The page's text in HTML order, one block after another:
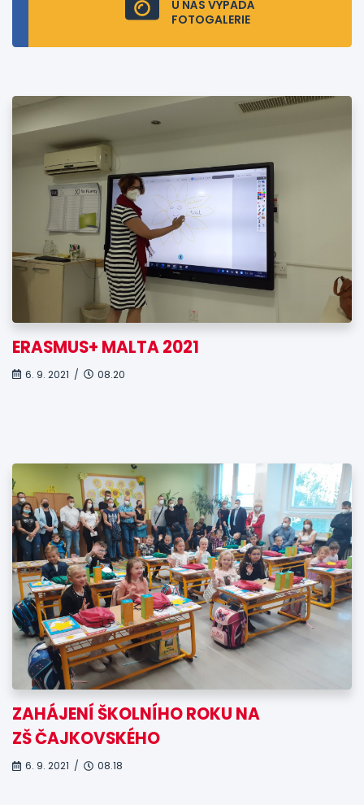
U NÁS VYPADÁ
FOTOGALERIE
ERASMUS+ MALTA 2021
6. 9. 2021 / 08.20
ZAHÁJENÍ ŠKOLNÍHO ROKU NA
ZŠ ČAJKOVSKÉHO
6. 9. 2021 / 08.18